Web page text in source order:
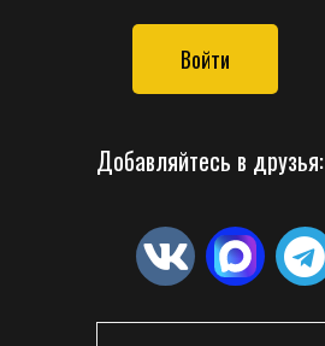
Войти
Добавляйтесь в друзья: